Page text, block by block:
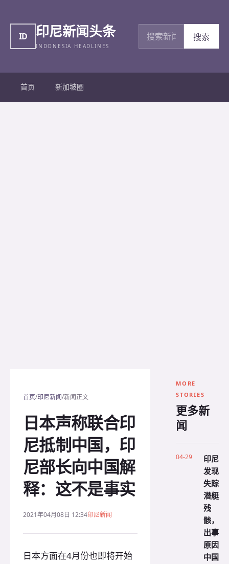
ID 印尼新闻头条
INDONESIA HEADLINES
搜索新闻
搜索
首页 新加坡圈
首页/印尼新闻/新闻正文
日本声称联合印
尼抵制中国，印
尼部长向中国解
释：这不是事实
2021年04月08日 12:34印尼新闻
日本方面在4月份也即将开始
MORE
STORIES
更多新
闻
04-29
印尼
发现
失踪
潜艇
残
骸，
出事
原因
中国